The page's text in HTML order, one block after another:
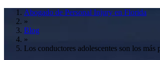
Abogado de Personal Injury en Florida
»
Blog
»
Los conductores adolescentes son los